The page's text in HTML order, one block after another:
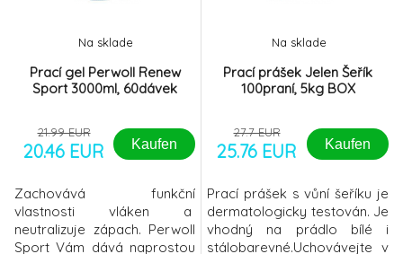
Prací gel Perwoll Renew
Sport 3000ml, 60dávek
Na sklade
21.99 EUR
20.46 EUR Kaufen
Zachovává funkční
vlastnosti vláken a
neutralizuje zápach. Perwoll
Sport Vám dává naprostou
Prací prášek Jelen Šeřík
100praní, 5kg BOX
Na sklade
27.7 EUR
25.76 EUR Kaufen
Prací prášek s vůní šeříku je
dermatologicky testován. Je
vhodný na prádlo bílé i
stálobarevné.Uchovávejte v